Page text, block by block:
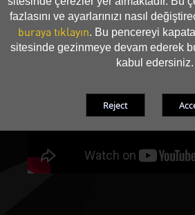
fazlasını ve ayarlarınızı nasıl
buraya tıklayın. Bu pencereyi
sitesinde gezinmeye devam ederek
kabul edersiniz.